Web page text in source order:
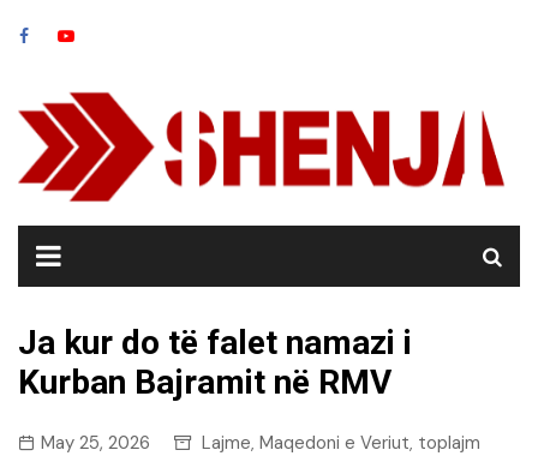
Ja kur do të falet namazi i
Kurban Bajramit në RMV
May 25, 2026 Lajme, Maqedoni e Veriut, toplajm